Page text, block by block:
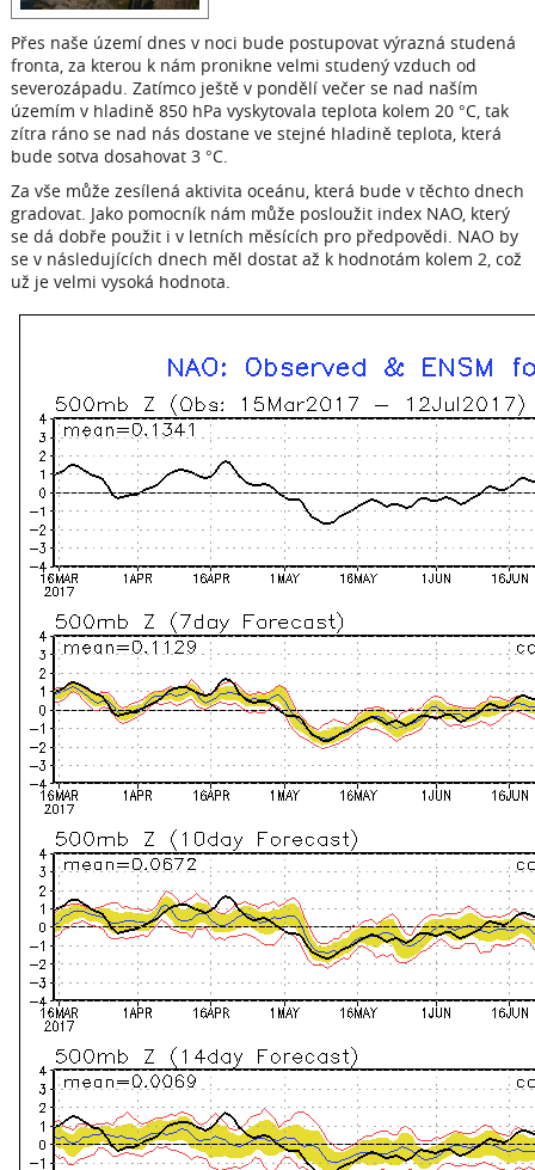
Přes naše území dnes v noci bude postupovat výrazná studená
fronta, za kterou k nám pronikne velmi studený vzduch od
severozápadu. Zatímco ještě v pondělí večer se nad naším
územím v hladině 850 hPa vyskytovala teplota kolem 20 °C, tak
zítra ráno se nad nás dostane ve stejné hladině teplota, která
bude sotva dosahovat 3 °C.
Za vše může zesílená aktivita oceánu, která bude v těchto dnech
gradovat. Jako pomocník nám může posloužit index NAO, který
se dá dobře použit i v letních měsících pro předpovědi. NAO by
se v následujících dnech měl dostat až k hodnotám kolem 2, což
už je velmi vysoká hodnota.